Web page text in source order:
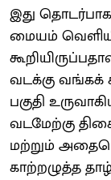
இது
மையம்
வடக்கு வங்கக்
பகுதி
வடமேற்கு
மற்றும்
காற்றழுத்த